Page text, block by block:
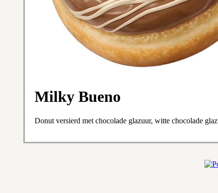
Milky Bueno
Donut versierd met chocolade glazuur, witte chocolade